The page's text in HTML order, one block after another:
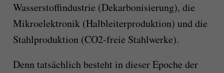
Wasserstoffindustrie (Dekarbonisierung), die
Mikroelektronik (Halbleiterproduktion) und die
Stahlproduktion (CO2-freie Stahlwerke).
Denn tatsächlich besteht in dieser Epoche der